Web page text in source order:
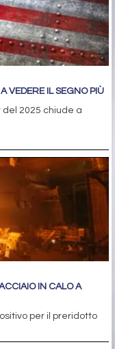
VEDERE IL SEGNO PIÙ
del 2025 chiude a
IN CALO A
per il preridotto